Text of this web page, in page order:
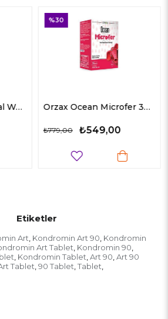
Orzax Ocean Microfer 30 ml
₺504,90
₺768,90
%34
Etiketler
Art Kondromin Art 90 Kondromin
Art Tablet Kondromin 90
Kondromin Tablet Art 90 Art 90
Tablet 90 Tablet Tablet